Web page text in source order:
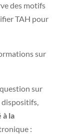
des motifs
TAH pour
sur
sur
dispositifs,
la
: